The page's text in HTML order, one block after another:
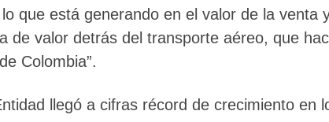
que está generando en el valor de la venta
de valor detrás del transporte aéreo, que
Colombia”.
llegó a cifras récord de crecimiento en